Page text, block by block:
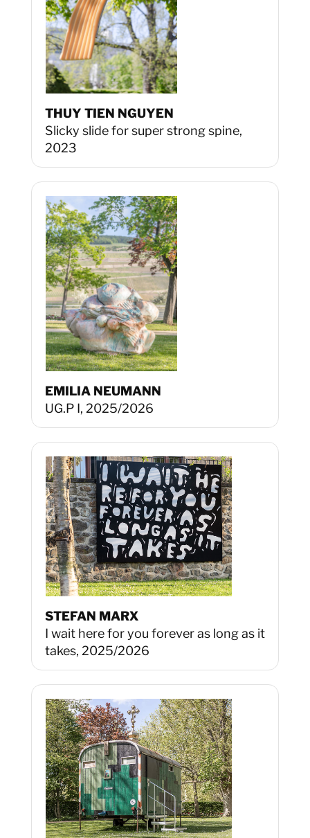
THUY TIEN NGUYEN
Slicky slide for super strong spine,
2023
EMILIA NEUMANN
UG.P I, 2025/2026
STEFAN MARX
I wait here for you forever as long as it
takes, 2025/2026